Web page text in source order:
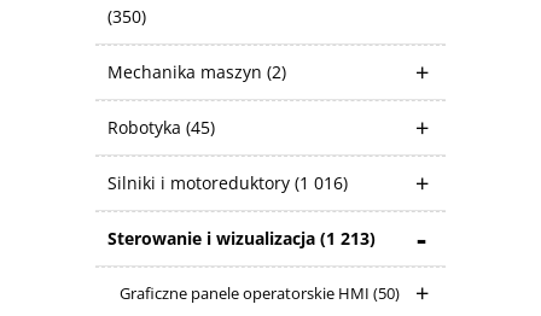
(350)
Mechanika maszyn (2)
Robotyka (45)
Silniki i motoreduktory (1 016)
Sterowanie i wizualizacja (1 213)
Graficzne panele operatorskie HMI (50)